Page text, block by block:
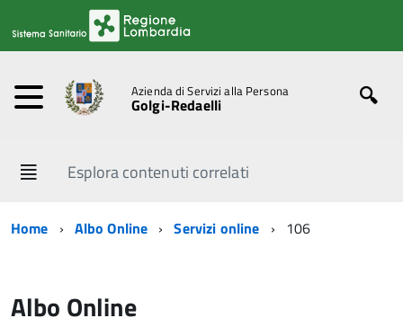
Azienda di Servizi alla Persona
Golgi-Redaelli
Esplora contenuti correlati
Home Albo Online Servizi online 106
Albo Online